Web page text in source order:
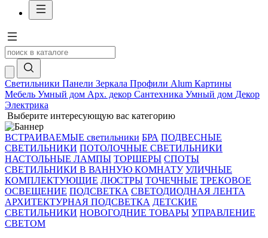
Светильники Панели Зеркала Профили Alum Картины
Мебель Умный дом Арх. декор Сантехника Умный дом Декор
Электрика
Выберите интересующую вас категорию
ВСТРАИВАЕМЫЕ светильники БРА ПОДВЕСНЫЕ
СВЕТИЛЬНИКИ ПОТОЛОЧНЫЕ СВЕТИЛЬНИКИ
НАСТОЛЬНЫЕ ЛАМПЫ ТОРШЕРЫ СПОТЫ
СВЕТИЛЬНИКИ В ВАННУЮ КОМНАТУ УЛИЧНЫЕ
КОМПЛЕКТУЮЩИЕ ЛЮСТРЫ ТОЧЕЧНЫЕ ТРЕКОВОЕ
ОСВЕЩЕНИЕ ПОДСВЕТКА СВЕТОДИОДНАЯ ЛЕНТА
АРХИТЕКТУРНАЯ ПОДСВЕТКА ДЕТСКИЕ
СВЕТИЛЬНИКИ НОВОГОДНИЕ ТОВАРЫ УПРАВЛЕНИЕ
СВЕТОМ